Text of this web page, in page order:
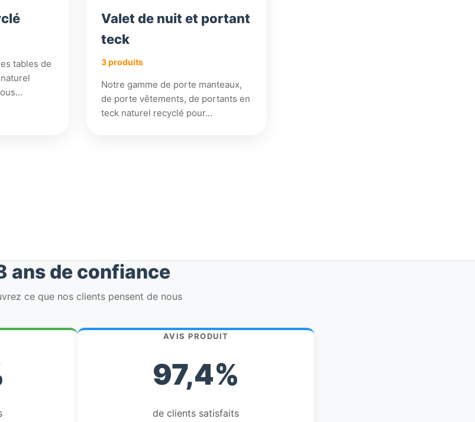
tables de
Valet de nuit et portant
teck
3 produits
Notre gamme de porte manteaux,
de porte vêtements, de portants en
teck naturel recyclé pour…
ans de confiance
ce que nos clients pensent de nous
AVIS PRODUIT
97,4%
de clients satisfaits